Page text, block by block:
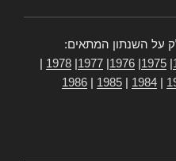
על השנתון המתאים:
1975
1976
1977
1978
1984
1985
1986